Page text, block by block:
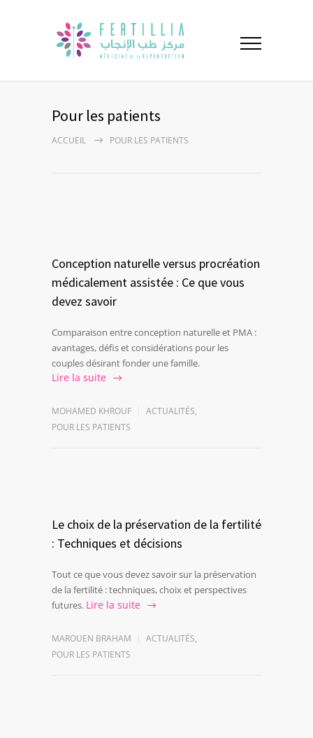
Pour les patients
ACCUEIL POUR LES PATIENTS
Conception naturelle versus procréation
médicalement assistée : Ce que vous
devez savoir
Comparaison entre conception naturelle et PMA :
avantages, défis et considérations pour les
couples désirant fonder une famille.
Lire la suite
MOHAMED KHROUF ACTUALITÉS,
POUR LES PATIENTS
Le choix de la préservation de la fertilité
: Techniques et décisions
Tout ce que vous devez savoir sur la préservation
de la fertilité : techniques, choix et perspectives
futures. Lire la suite
MAROUEN BRAHAM ACTUALITÉS,
POUR LES PATIENTS